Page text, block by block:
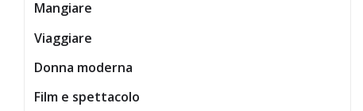
Mangiare
Viaggiare
Donna moderna
Film e spettacolo